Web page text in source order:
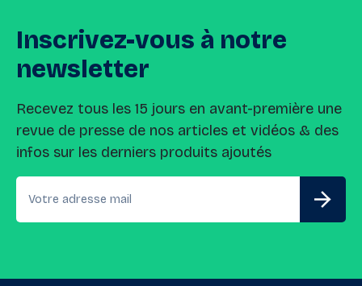
Inscrivez-vous à notre
newsletter
Recevez tous les 15 jours en avant-première une
revue de presse de nos articles et vidéos & des
infos sur les derniers produits ajoutés